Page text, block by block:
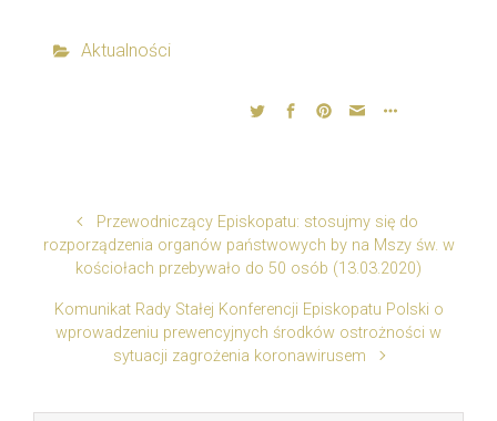
Aktualności
Przewodniczący Episkopatu: stosujmy się do
rozporządzenia organów państwowych by na Mszy św. w
kościołach przebywało do 50 osób (13.03.2020)
Komunikat Rady Stałej Konferencji Episkopatu Polski o
wprowadzeniu prewencyjnych środków ostrożności w
sytuacji zagrożenia koronawirusem